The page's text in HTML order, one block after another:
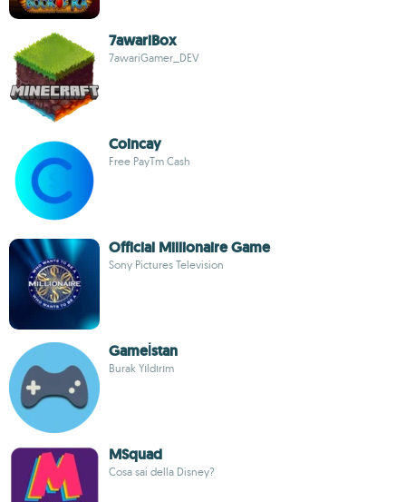
7awariBox
7awariGamer_DEV
Coincay
Free PayTm Cash
Official Millionaire Game
Sony Pictures Television
Gameİstan
Burak Yıldırım
MSquad
Cosa sai della Disney?